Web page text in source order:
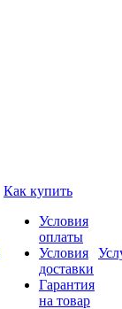
Как купить
Условия
оплаты
Условия
доставки
Гарантия
на товар